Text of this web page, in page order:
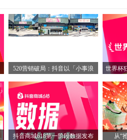
520营销破局：抖音以「小事浪 世界杯
抖音商城618第一阶段数据发布 从“